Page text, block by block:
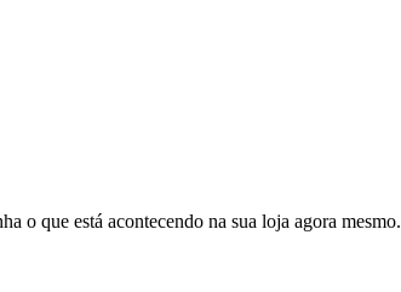
o que está acontecendo na sua loja agora mesmo.